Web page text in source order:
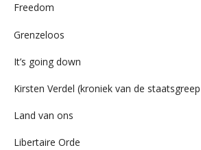
Freedom
Grenzeloos
It’s going down
Kirsten Verdel (kroniek van de
Land van ons
Libertaire Orde